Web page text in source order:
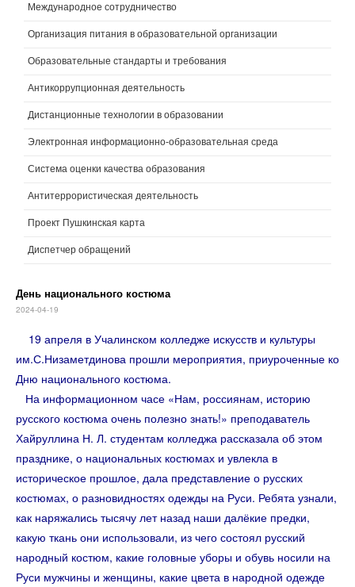
Международное сотрудничество
Организация питания в образовательной организации
Образовательные стандарты и требования
Антикоррупционная деятельность
Дистанционные технологии в образовании
Электронная информационно-образовательная среда
Система оценки качества образования
Антитеррористическая деятельность
Проект Пушкинская карта
Диспетчер обращений
День национального костюма
2024-04-19
19 апреля в Учалинском колледже искусств и культуры
им.С.Низаметдинова прошли мероприятия, приуроченные ко
Дню национального костюма.
На информационном часе «Нам, россиянам, историю
русского костюма очень полезно знать!» преподаватель
Хайруллина Н. Л. студентам колледжа рассказала об этом
празднике, о национальных костюмах и увлекла в
историческое прошлое, дала представление о русских
костюмах, о разновидностях одежды на Руси. Ребята узнали,
как наряжались тысячу лет назад наши далёкие предки,
какую ткань они использовали, из чего состоял русский
народный костюм, какие головные уборы и обувь носили на
Руси мужчины и женщины, какие цвета в народной одежде